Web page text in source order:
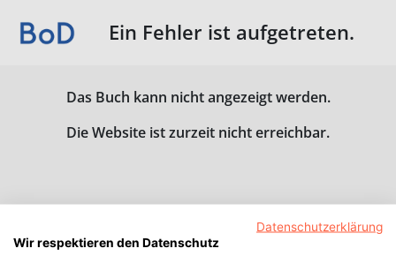
Ein Fehler ist aufgetreten.
Das Buch kann nicht angezeigt werden.
Die Website ist zurzeit nicht erreichbar.
Datenschutzerklärung
Wir respektieren den Datenschutz